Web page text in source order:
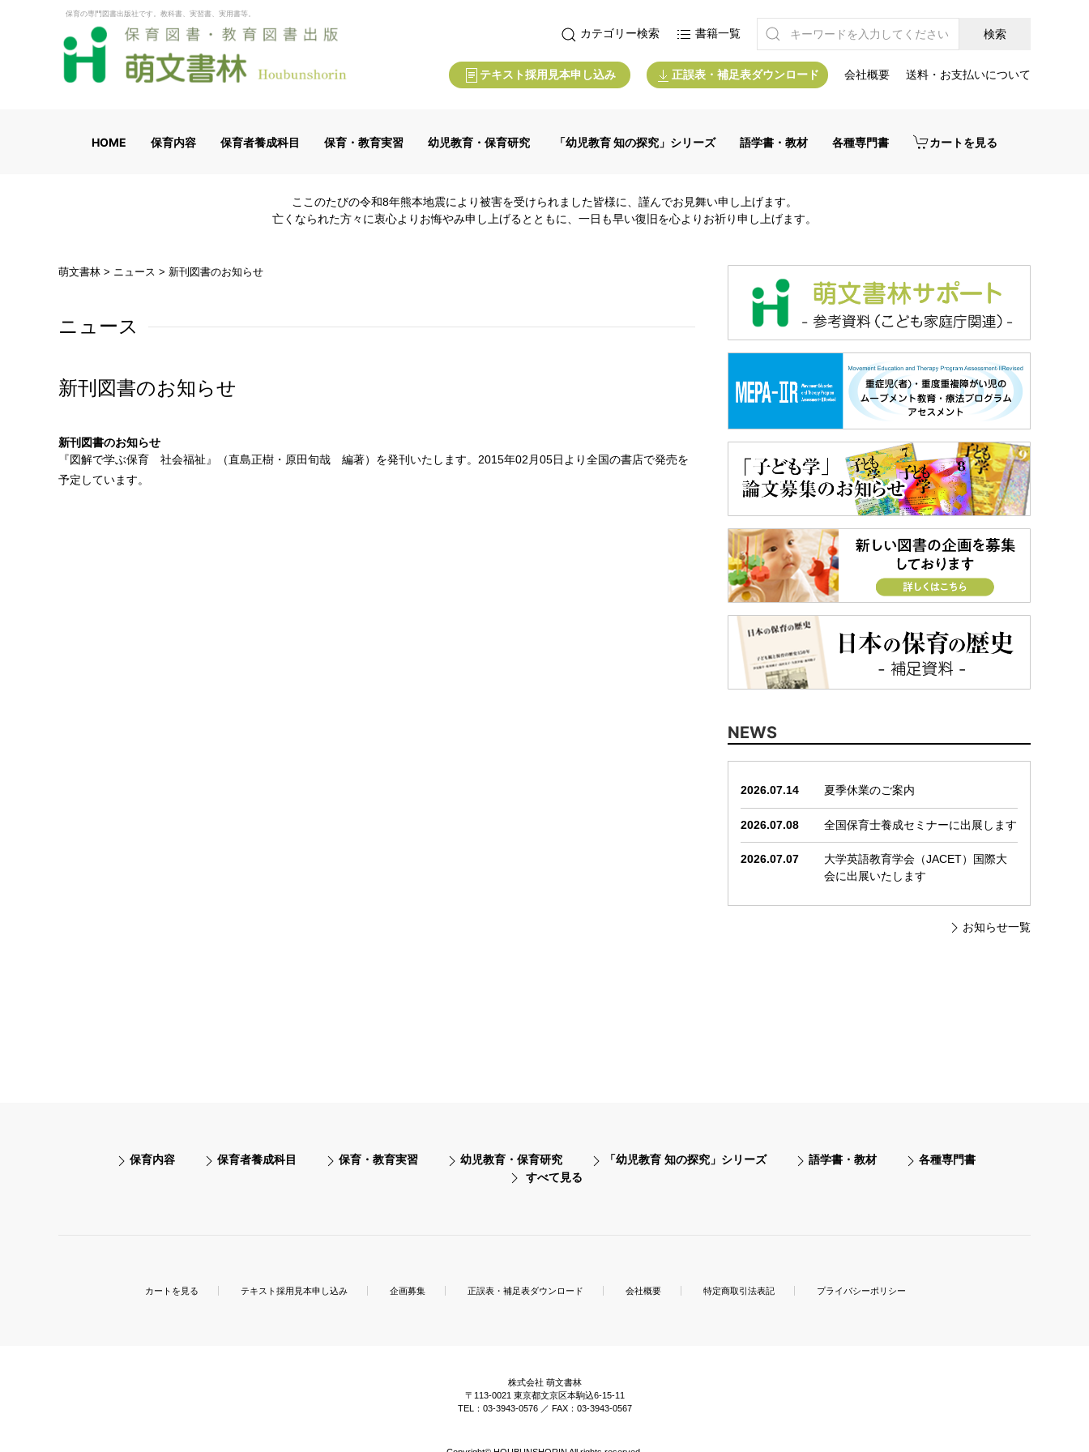
保育の専門図書出版社です。教科書、実習書、実用書等。
カテゴリー検索 書籍一覧
テキスト採用見本申し込み 正誤表・補足表ダウンロード 会社概要 送料・お支払いについて
HOME 保育内容 保育者養成科目 保育・教育実習 幼児教育・保育研究 「幼児教育 知の探究」シリーズ 語学書・教材 各種専門書 カートを見る
ここのたびの令和8年熊本地震により被害を受けられました皆様に、謹んでお見舞い申し上げます。
亡くなられた方々に衷心よりお悔やみ申し上げるとともに、一日も早い復旧を心よりお祈り申し上げます。
萌文書林 > ニュース > 新刊図書のお知らせ
ニュース
新刊図書のお知らせ
新刊図書のお知らせ
『図解で学ぶ保育 社会福祉』（直島正樹・原田旬哉 編著）を発刊いたします。2015年02月05日より全国の書店で発売を
予定しています。
NEWS
2026.07.14 夏季休業のご案内
2026.07.08 全国保育士養成セミナーに出展します
2026.07.07
大学英語教育学会（JACET）国際大
会に出展いたします
お知らせ一覧
保育内容 保育者養成科目 保育・教育実習 幼児教育・保育研究 「幼児教育 知の探究」シリーズ 語学書・教材
各種専門書
すべて見る
カートを見る テキスト採用見本申し込み 企画募集 正誤表・補足表ダウンロード 会社概要 特定商取引法表記 プライバシーポリシー
株式会社 萌文書林
〒113-0021 東京都文京区本駒込6-15-11
TEL：03-3943-0576 ／ FAX：03-3943-0567